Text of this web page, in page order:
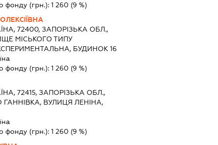
фонду (грн.):1 260 (9 %)
72400, ЗАПОРІЗЬКА ОБЛ.,
МІСЬКОГО ТИПУ
БУДИНОК 16
фонду (грн.):1 260 (9 %)
72415, ЗАПОРІЗЬКА ОБЛ.,
ВУЛИЦЯ ЛЕНІНА,
фонду (грн.):1 260 (9 %)